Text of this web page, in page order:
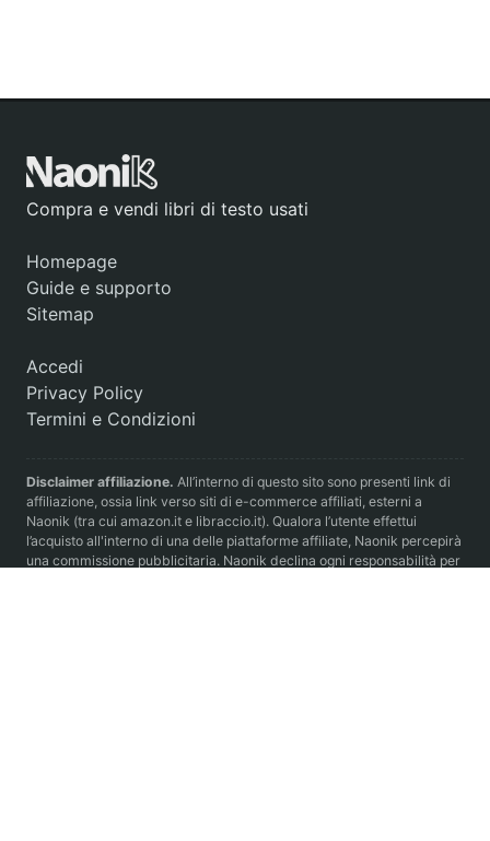
Compra e vendi libri di testo usati
Homepage
Guide e supporto
Sitemap
Accedi
Privacy Policy
Termini e Condizioni